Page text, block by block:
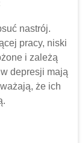
nastrój.
pracy, niski
i zależą
depresji mają
że ich